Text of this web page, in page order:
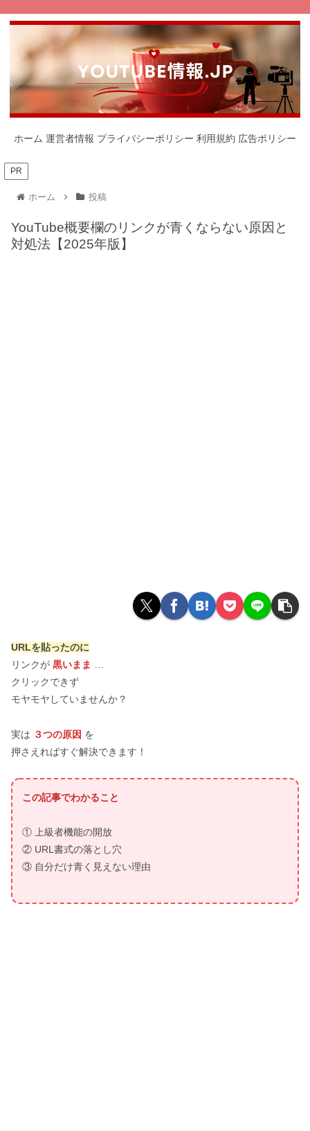
ホーム 運営者情報 プライバシーポリシー 利用規約 広告ポリシー
PR
ホーム 投稿
YouTube概要欄のリンクが青くならない原因と
対処法【2025年版】
URLを貼ったのに
リンクが 黒いまま …
クリックできず
モヤモヤしていませんか？
実は ３つの原因 を
押さえればすぐ解決できます！
この記事でわかること
① 上級者機能の開放
② URL書式の落とし穴
③ 自分だけ青く見えない理由